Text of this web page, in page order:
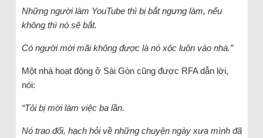
Những người làm YouTube thì bị bắt ngưng làm, nếu
không thì nó sẽ bắt.
Có người mời mãi không được là nó xộc luôn vào nhà.”
Một nhà hoạt động ở Sài Gòn cũng được RFA dẫn lời,
nói:
“Tôi bị mời làm việc ba lần.
Nó trao đổi, hạch hỏi về những chuyện ngày xưa mình đã